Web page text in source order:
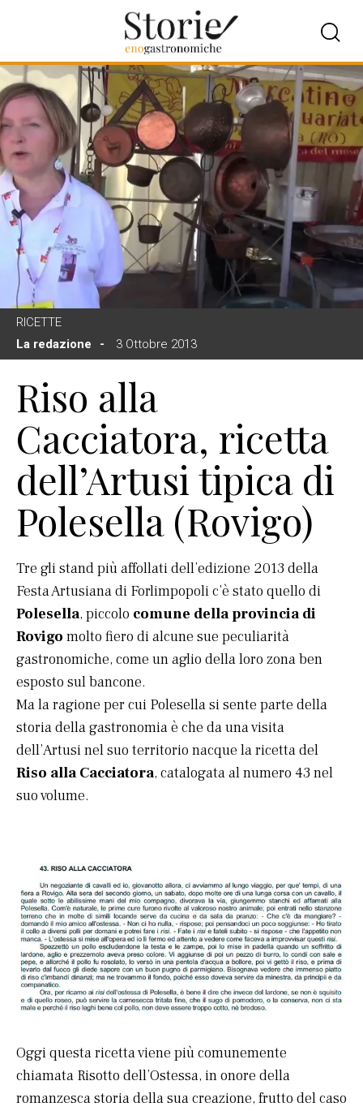
RICETTE
La redazione
3 Ottobre 2013
Riso alla
Cacciatora, ricetta
dell’Artusi tipica di
Polesella (Rovigo)
Tre gli stand più affollati dell’edizione 2013 della
Festa Artusiana di Forlimpopoli c’è stato quello di
Polesella, piccolo comune della provincia di
Rovigo molto fiero di alcune sue peculiarità
gastronomiche, come un aglio della loro zona ben
esposto sul bancone.
Ma la ragione per cui Polesella si sente parte della
storia della gastronomia è che da una visita
dell’Artusi nel suo territorio nacque la ricetta del
Riso alla Cacciatora, catalogata al numero 43 nel
suo volume.
Oggi questa ricetta viene più comunemente
chiamata Risotto dell’Ostessa, in onore della
romanzesca storia della sua creazione, frutto del caso